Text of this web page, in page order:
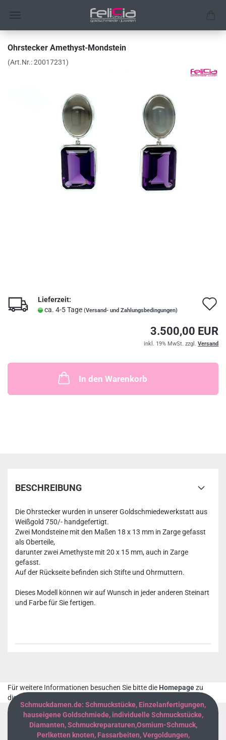
Ohrstecker Amethyst-Mondstein
(Art.Nr.:20017231)
Lieferzeit:
ca. 4-5 Tage (Versand- und Zahlungsbedingungen)
3.500,00 EUR
inkl. 19% MwSt. zzgl. Versand
In den Warenkorb
BESCHREIBUNG
Die Ohrstecker wurden in unserer Goldschmiedewerkstatt aus
Weißgold 750/- handgefertigt.
Zwei Mondsteine mit den Maßen 18 x 13 mm in Zarge gefasst
als Oberteile,
darunter zwei Amethyste mit 20 x 15 mm, auch in Zarge
gefasst.
Auf der Rückseite befinden sich Stifte und Ohrmuttern.
Dieses Modell können wir auf Wunsch in jeder anderen Steinart
und Farbe für Sie fertigen.
Für weitere Informationen besuchen Sie bitte die Homepagezu
diesem Artikel.
Schmuckdamen.de: Schmuckstücke, Einzelanfertigungen,
hauseigene Goldschmiede, individuelle Schmuckstücke,
Diamanten, Schmuckreparaturen,Osmium-Schmuck,
Perlketten knoten, Fassarbeiten, Vergoldungen,